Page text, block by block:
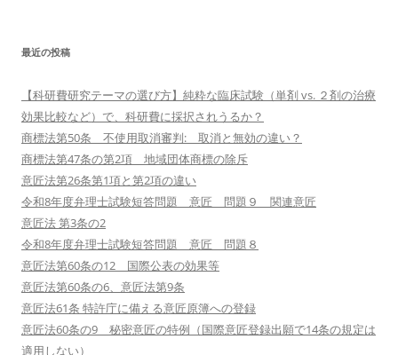
最近の投稿
【科研費研究テーマの選び方】純粋な臨床試験（単剤 vs. ２剤の治療
効果比較など）で、科研費に採択されうるか？
商標法第50条 不使用取消審判: 取消と無効の違い？
商標法第47条の第2項 地域団体商標の除斥
意匠法第26条第1項と第2項の違い
令和8年度弁理士試験短答問題 意匠 問題９ 関連意匠
意匠法 第3条の2
令和8年度弁理士試験短答問題 意匠 問題８
意匠法第60条の12 国際公表の効果等
意匠法第60条の6、意匠法第9条
意匠法61条 特許庁に備える意匠原簿への登録
意匠法60条の9 秘密意匠の特例（国際意匠登録出願で14条の規定は
適用しない）